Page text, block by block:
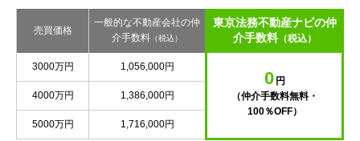
売買価格
一般的な不動産会社の仲
介手数料 （税込）
東京法務不動産ナビの仲
介手数料（税込）
3000万円 1,056,000円
0 円
（仲介手数料無料・
100％OFF）
4000万円 1,386,000円
5000万円 1,716,000円